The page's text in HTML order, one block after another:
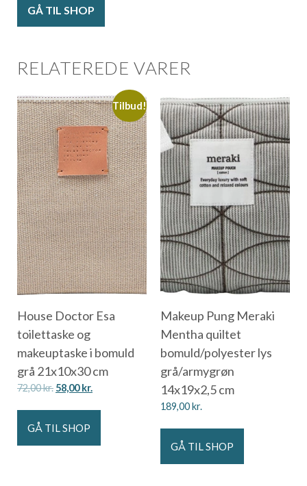
GÅ TIL SHOP
RELATEREDE VARER
Tilbud!
House Doctor Esa
toilettaske og
makeuptaske i bomuld
grå 21x10x30 cm
72,00kr. 58,00kr.
GÅ TIL SHOP
Makeup Pung Meraki
Mentha quiltet
bomuld/polyester lys
grå/armygrøn
14x19x2,5 cm
189,00kr.
GÅ TIL SHOP